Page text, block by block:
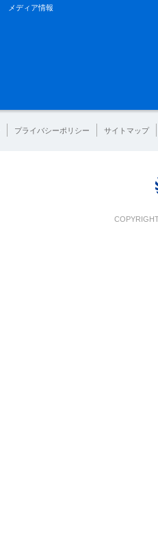
メディア情報
プライバシーポリシー サイトマップ